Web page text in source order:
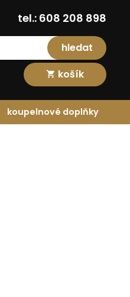
tel.: 608 208 898
hledat
košík
koupelnové doplňky